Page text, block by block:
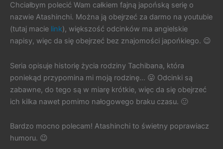
Chciałbym polecić Wam całkiem fajną japońską serię o
nazwie Atashinchi. Można ją obejrzeć za darmo na youtubie
(tutaj macie link), większość odcinków ma angielskie
napisy, więc da się obejrzeć bez znajomości japońkiego. 😉
Seria opisuje historię życia rodziny Tachibana, która
poniekąd przypomina mi moją rodzinę… 😛 Odcinki są
zabawne, do tego są w miarę krótkie, więc da się obejrzeć
ich kilka nawet pomimo nałogowego braku czasu. 🙂
Bardzo mocno polecam! Atashinchi to świetny poprawiacz
humoru. 😉